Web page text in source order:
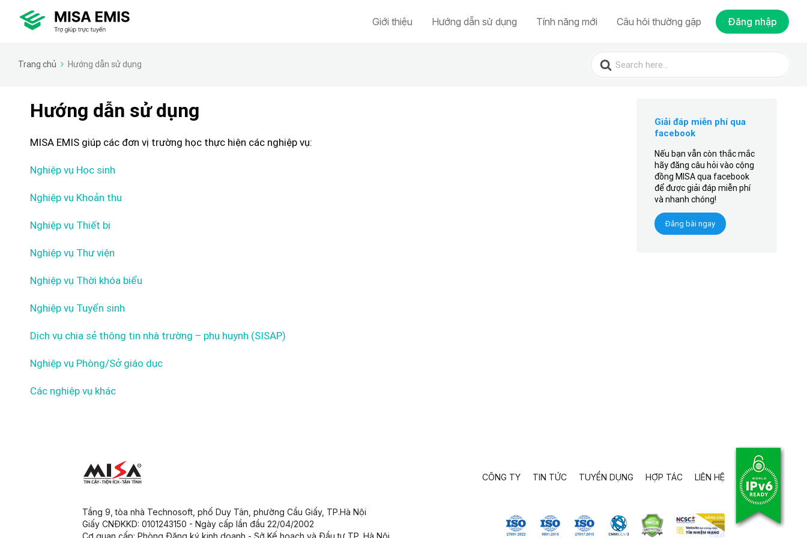
Giới thiệu Hướng dẫn sử dụng Tính năng mới Câu hỏi thường gặp Đăng nhập
Trang chủ Hướng dẫn sử dụng
Search
for:
Hướng dẫn sử dụng
MISA EMIS giúp các đơn vị trường học thực hiện các nghiệp vụ:
Nghiệp vụ Học sinh
Nghiệp vụ Khoản thu
Nghiệp vụ Thiết bị
Nghiệp vụ Thư viện
Nghiệp vụ Thời khóa biểu
Nghiệp vụ Tuyển sinh
Dịch vụ chia sẻ thông tin nhà trường – phụ huynh (SISAP)
Nghiệp vụ Phòng/Sở giáo dục
Các nghiệp vụ khác
Giải đáp miễn phí qua
facebook
Nếu bạn vẫn còn thắc mắc
hãy đăng câu hỏi vào cộng
đồng MISA qua facebook
để được giải đáp miễn phí
và nhanh chóng!
Đăng bài ngay
CÔNG TY TIN TỨC TUYỂN DỤNG HỢP TÁC LIÊN HỆ
Tầng 9, tòa nhà Technosoft, phố Duy Tân, phường Cầu Giấy, TP.Hà Nội
Giấy CNĐKKD: 0101243150 - Ngày cấp lần đầu 22/04/2002
Cơ quan cấp: Phòng Đăng ký kinh doanh - Sở Kế hoạch và Đầu tư TP. Hà Nội